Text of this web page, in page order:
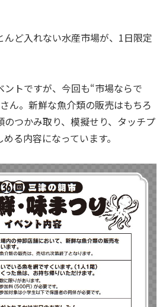
んど入れない水産市場が、1日限定
ントですが、今回も“市場ならで
ん。新鮮な魚介類の販売はもちろ
のつかみ取り、模擬せり、タッチプ
る内容になっています。